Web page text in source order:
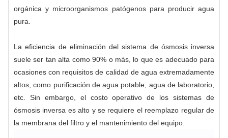
orgánica y microorganismos patógenos para producir agua
pura.
La eficiencia de eliminación del sistema de ósmosis inversa
suele ser tan alta como 90% o más, lo que es adecuado para
ocasiones con requisitos de calidad de agua extremadamente
altos, como purificación de agua potable, agua de laboratorio,
etc. Sin embargo, el costo operativo de los sistemas de
ósmosis inversa es alto y se requiere el reemplazo regular de
la membrana del filtro y el mantenimiento del equipo.